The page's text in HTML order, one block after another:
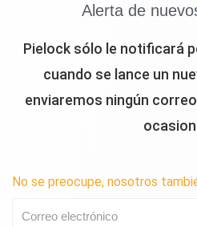
Alerta de
Pielock sólo le notificará
cuando se lance un
enviaremos ningún
No se preocupe, nosotros
Correo